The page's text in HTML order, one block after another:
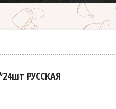
РУССКАЯ